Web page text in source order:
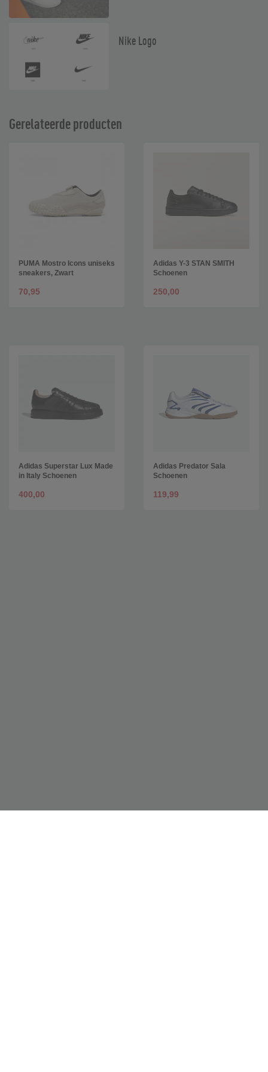
Nike Logo
Gerelateerde producten
PUMA Mostro Icons uniseks
sneakers, Zwart
70,95
Adidas Y-3 STAN SMITH
Schoenen
250,00
Adidas Superstar Lux Made
in Italy Schoenen
400,00
Adidas Predator Sala
Schoenen
119,99